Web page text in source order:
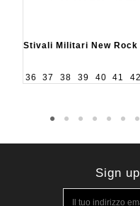
Stivali Militari New Rock
36 37 38 39 40 41 42
Sign